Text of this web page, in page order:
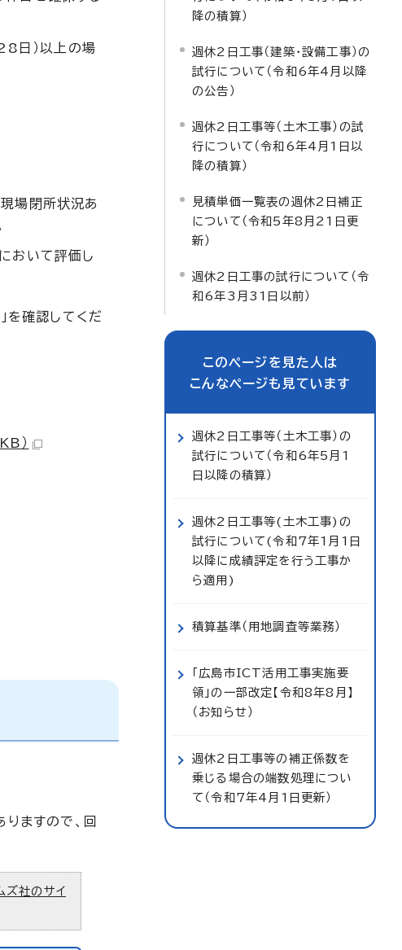
日）以上の場
場閉所状況あ
おいて評価し
を確認してくだ
）
ますので、回
ズ社のサイ
降の積算）
週休2日工事（建築・設備工事）の
試行について（令和6年4月以降
の公告）
週休2日工事等（土木工事）の試
行について（令和6年4月1日以
降の積算）
見積単価一覧表の週休2日補正
について（令和5年8月21日更
新）
週休2日工事の試行について（令
和6年3月31日以前）
このページを見た人は
こんなページも見ています
週休2日工事等（土木工事）の
試行について（令和6年5月1
日以降の積算）
週休2日工事等(土木工事)の
試行について(令和7年1月1日
以降に成績評定を行う工事か
ら適用)
積算基準（用地調査等業務）
「広島市ICT活用工事実施要
領」の一部改定【令和8年8月】
（お知らせ）
週休2日工事等の補正係数を
乗じる場合の端数処理につい
て（令和7年4月1日更新）